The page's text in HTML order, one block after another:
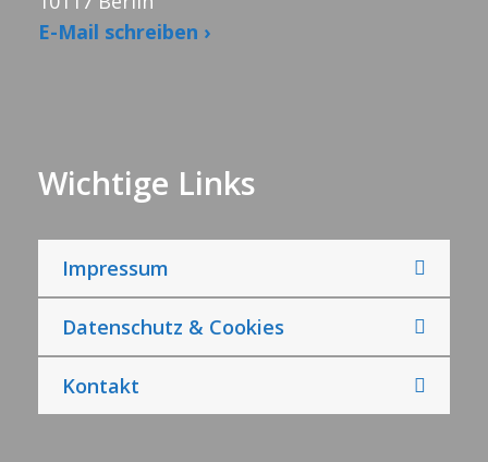
E-Mail schreiben ›
Wichtige Links
Impressum
Datenschutz & Cookies
Kontakt